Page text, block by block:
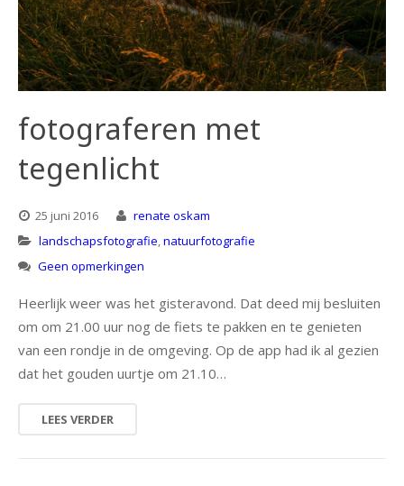
fotograferen met
tegenlicht
25 juni 2016
renate oskam
landschapsfotografie,natuurfotografie
Geen opmerkingen
Heerlijk weer was het gisteravond. Dat deed mij besluiten
om om 21.00 uur nog de fiets te pakken en te genieten
van een rondje in de omgeving. Op de app had ik al gezien
dat het gouden uurtje om 21.10…
LEES VERDER